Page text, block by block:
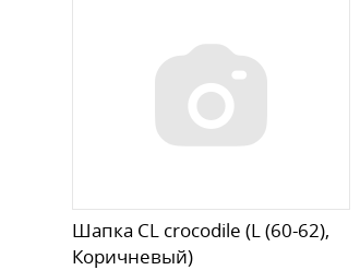
Шапка CL crocodile (L (60-62),
Коричневый)